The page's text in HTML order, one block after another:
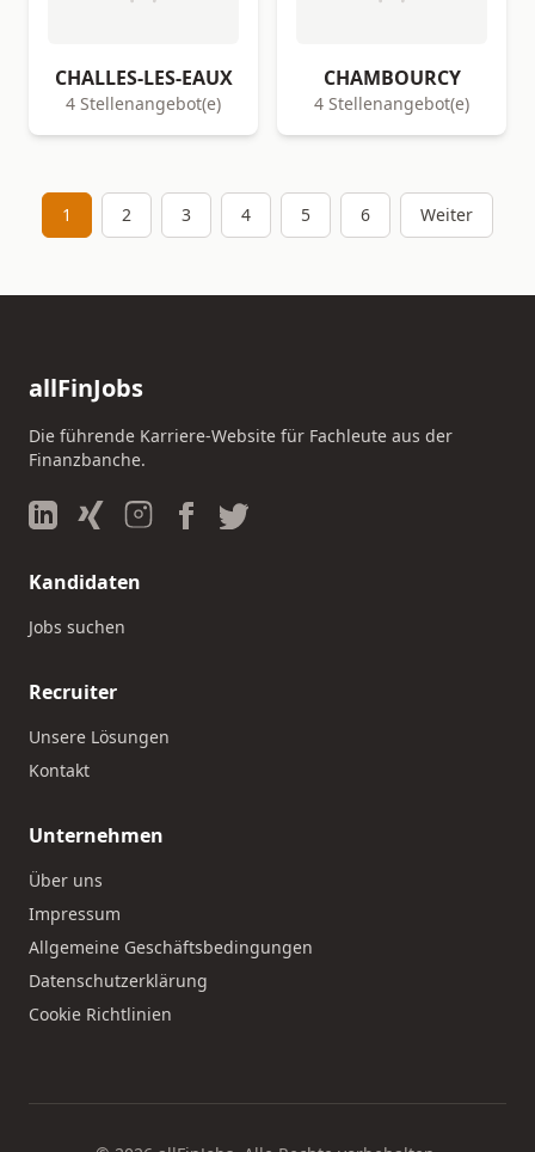
CHALLES-LES-EAUX
4 Stellenangebot(e)
CHAMBOURCY
4 Stellenangebot(e)
1 2 3 4 5 6 Weiter
allFinJobs
Die führende Karriere-Website für Fachleute aus der
Finanzbanche.
Kandidaten
Jobs suchen
Recruiter
Unsere Lösungen
Kontakt
Unternehmen
Über uns
Impressum
Allgemeine Geschäftsbedingungen
Datenschutzerklärung
Cookie Richtlinien